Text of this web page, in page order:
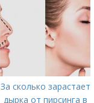
За сколько зарастает
дырка от пирсинга в